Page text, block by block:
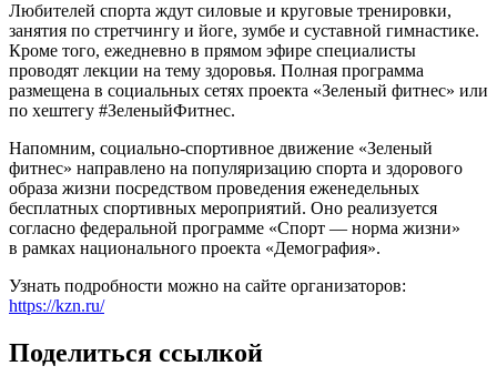
Любителей спорта ждут силовые и круговые тренировки,
занятия по стретчингу и йоге, зумбе и суставной гимнастике.
Кроме того, ежедневно в прямом эфире специалисты
проводят лекции на тему здоровья. Полная программа
размещена в социальных сетях проекта «Зеленый фитнес» или
по хештегу #ЗеленыйФитнес.
Напомним, социально-спортивное движение «Зеленый
фитнес» направлено на популяризацию спорта и здорового
образа жизни посредством проведения еженедельных
бесплатных спортивных мероприятий. Оно реализуется
согласно федеральной программе «Спорт — норма жизни»
в рамках национального проекта «Демография».
Узнать подробности можно на сайте организаторов:
https://kzn.ru/
Поделиться ссылкой